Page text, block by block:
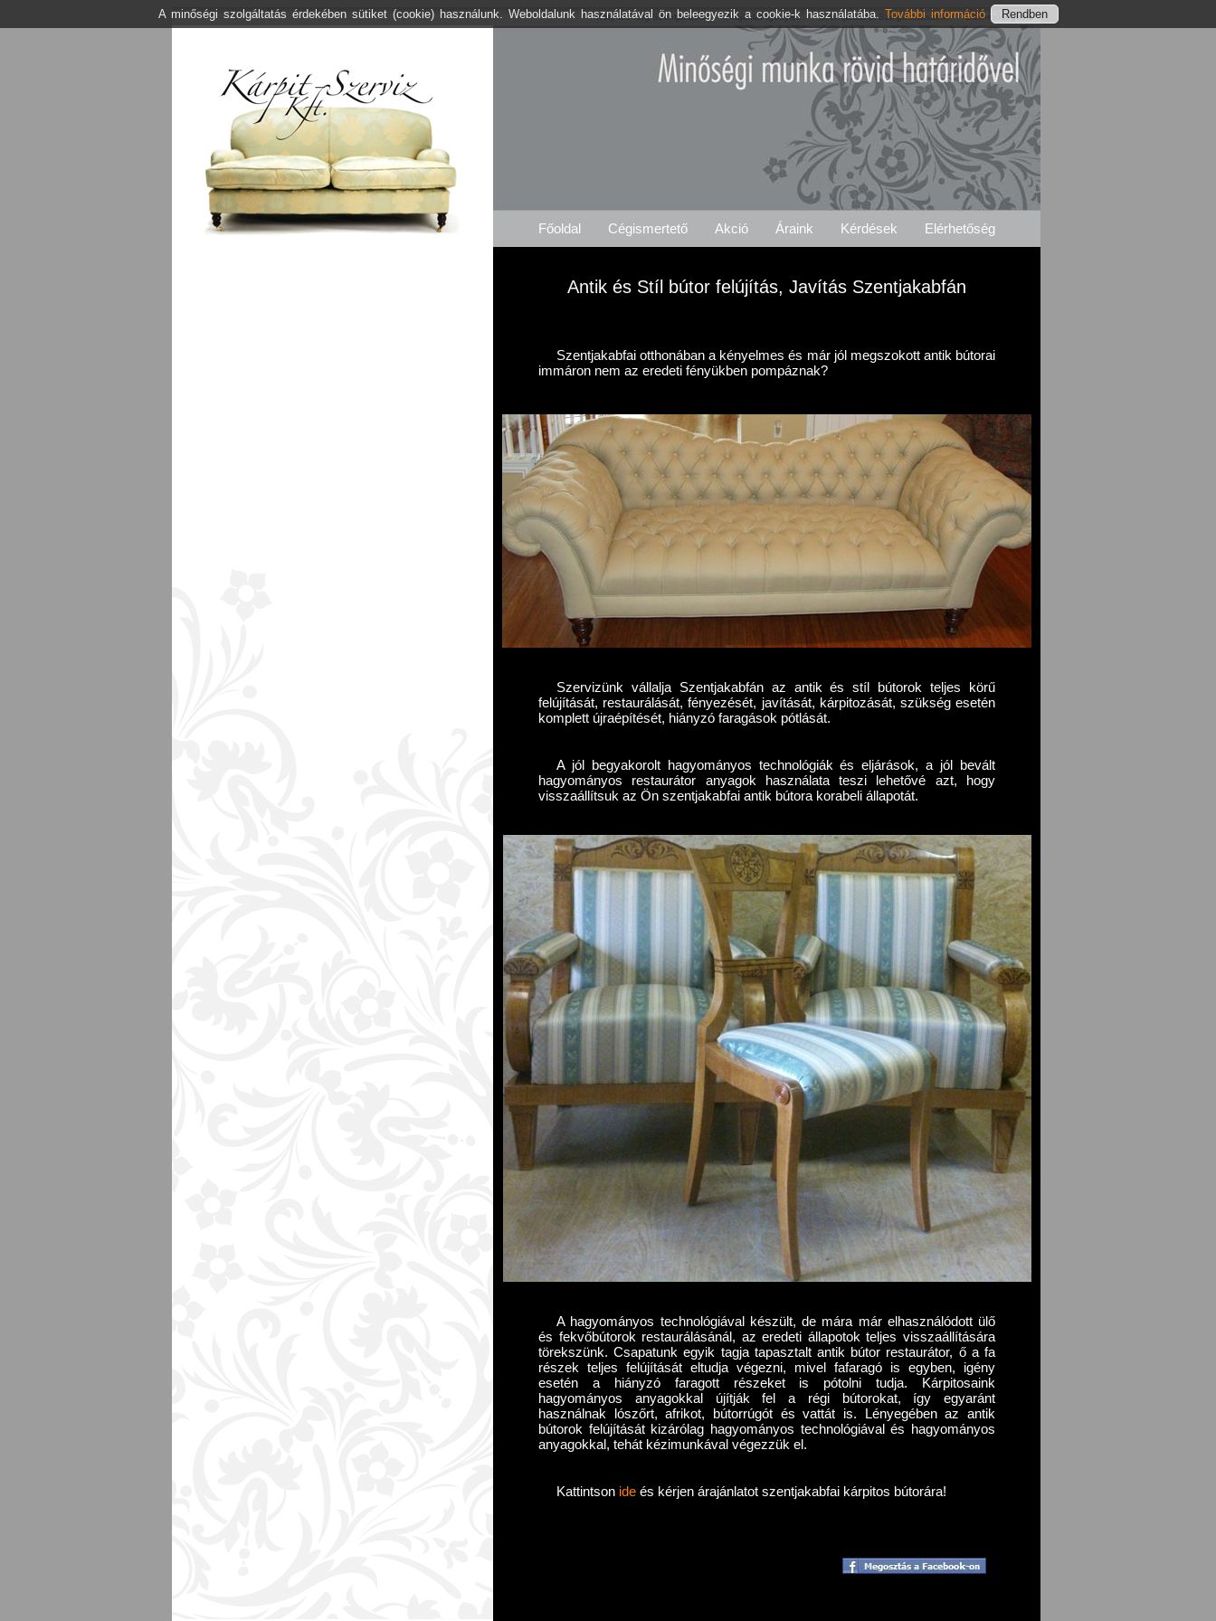
Kárpitos .org Szentjakabfa Árajánlat Igénylés Szentjakabfai Szolgáltatásaink Elérhetőségeink
Főoldal Cégismertető Akció Áraink Kérdések Elérhetőség
Antik és Stíl bútor felújítás, Javítás Szentjakabfán
Szentjakabfai otthonában a kényelmes és már jól megszokott antik bútorai
immáron nem az eredeti fényükben pompáznak?
Szervizünk vállalja Szentjakabfán az antik és stíl bútorok teljes körű
felújítását, restaurálását, fényezését, javítását, kárpitozását, szükség esetén
komplett újraépítését, hiányzó faragások pótlását.
A jól begyakorolt hagyományos technológiák és eljárások, a jól bevált
hagyományos restaurátor anyagok használata teszi lehetővé azt, hogy
visszaállítsuk az Ön szentjakabfai antik bútora korabeli állapotát.
A hagyományos technológiával készült, de mára már elhasználódott ülő
és fekvőbútorok restaurálásánál, az eredeti állapotok teljes visszaállítására
törekszünk. Csapatunk egyik tagja tapasztalt antik bútor restaurátor, ő a fa
részek teljes felújítását eltudja végezni, mivel fafaragó is egyben, igény
esetén a hiányzó faragott részeket is pótolni tudja. Kárpitosaink
hagyományos anyagokkal újítják fel a régi bútorokat, így egyaránt
használnak lószőrt, afrikot, bútorrúgót és vattát is. Lényegében az antik
bútorok felújítását kizárólag hagyományos technológiával és hagyományos
anyagokkal, tehát kézimunkával végezzük el.
Kattintson ide és kérjen árajánlatot szentjakabfai kárpitos bútorára!
A minőségi szolgáltatás érdekében sütiket (cookie) használunk. Weboldalunk használatával ön beleegyezik a cookie-k használatába. További információ